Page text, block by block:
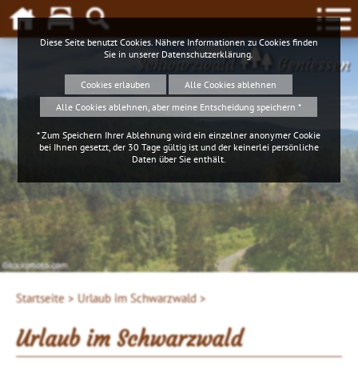
Schwarzwald Geniessen
4ws-netdesign
Startseite > Urlaub im Schwarzwald >
Urlaub im Schwarzwald
Diese Seite benutzt Cookies. Nähere Informationen zu Cookies finden
Sie in unserer Datenschutzerklärung
Cookies erlauben
Alle Cookies ablehnen
Alle Cookies ablehnen, aber meine Entscheidung speichern *
* Zum Speichern Ihrer Ablehnung wird ein einzelner anonymer Cookie
bei Ihnen gesetzt, der 30 Tage gültig ist und der keinerlei persönliche
Daten über Sie enthält.